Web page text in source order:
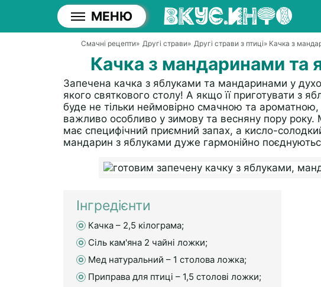
МЕНЮ
Смачні рецепти» Другі страви» Другі страви з птиці» Качка з
Качка з мандаринами та
Запечена качка з яблуками та мандаринами у
якого святкового столу! А якщо її приготувати з
буде не тільки неймовірно смачною та
важливо особливо у зимову та весняну пору року.
має специфічний приємний запах, а кисло-
мандарин з яблуками дуже гармонійно
Інгредієнти
Качка – 2,5 кілограма;
Сіль кам'яна 2 чайні ложки;
Мед натуральний – 1 столова ложка;
Приправа для птиці – 1,5 столові ложки;